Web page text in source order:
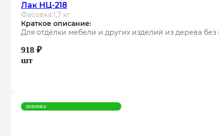
Лак НЦ-218
Фасовка:1,7 кг
Краткое описание:
Для отделки мебели и других изделий из дерева
918 ₽
шт
новинка